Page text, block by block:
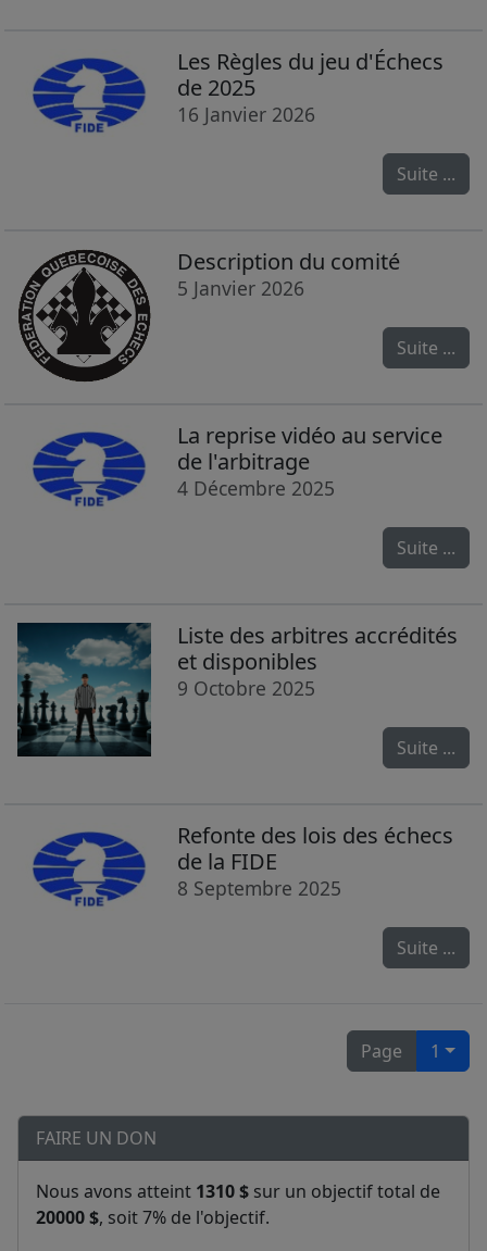
Les Règles du jeu d'Échecs
de 2025
16 Janvier 2026
Suite ...
Description du comité
5 Janvier 2026
Suite ...
La reprise vidéo au service
de l'arbitrage
4 Décembre 2025
Suite ...
Liste des arbitres accrédités
et disponibles
9 Octobre 2025
Suite ...
Refonte des lois des échecs
de la FIDE
8 Septembre 2025
Suite ...
Page 1
FAIRE UN DON
Nous avons atteint 1310 $ sur un objectif total de
20000 $, soit 7% de l'objectif.